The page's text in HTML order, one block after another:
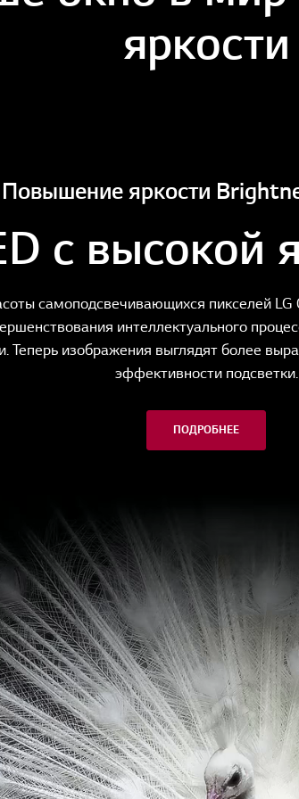
яркости
Повышение яркости
с высокой
самоподсвечивающихся пикселей
интеллектуального
Теперь изображения выглядят более
эффективности подсветки.
ПОДРОБНЕЕ